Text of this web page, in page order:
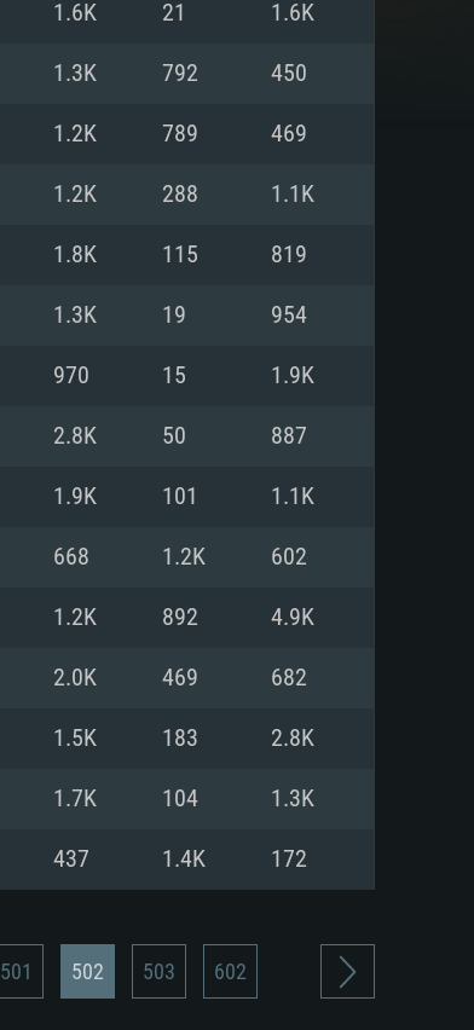
Linux
(64 bit)
는 Ryzen 5 3600 이상
이상을 지원하는 Nvidia
11.0
은 지원하지 않습니
터넷
(전체 클라이언트)
64bit
원하고, 최신 그래픽 드라
최신 그래픽 드라이버를
개월 미만; 최소사양 지원
1.6K 21 1.6K
1.3K 792 450
1.2K 789 469
1.2K 288 1.1K
1.8K 115 819
1.3K 19 954
970 15 1.9K
2.8K 50 887
1.9K 101 1.1K
668 1.2K 602
1.2K 892 4.9K
2.0K 469 682
1.5K 183 2.8K
1.7K 104 1.3K
437 1.4K 172
501 502 503 602